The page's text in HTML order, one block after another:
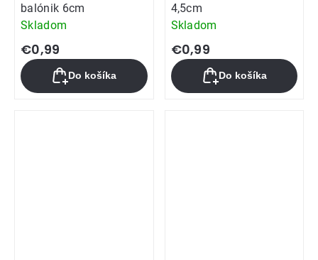
balónik 6cm
Skladom
€0,99
Do košíka
4,5cm
Skladom
€0,99
Do košíka